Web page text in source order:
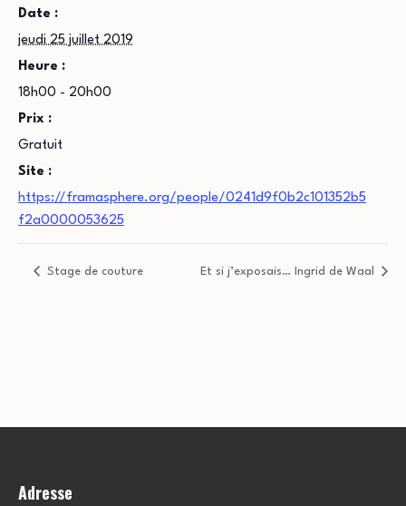
Date :
jeudi 25 juillet 2019
Heure :
18h00 - 20h00
Prix :
Gratuit
Site :
https://framasphere.org/people/0241d9f0b2c101352b5
f2a0000053625
Stage de couture Et si j’exposais… Ingrid de Waal
Adresse